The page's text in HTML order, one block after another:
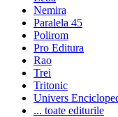
Nemira
Paralela 45
Polirom
Pro Editura
Rao
Trei
Tritonic
Univers
... toate editurile